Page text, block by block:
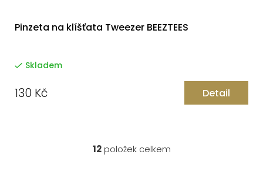
Pinzeta na klíšťata Tweezer BEEZTEES
Skladem
130 Kč Detail
O
12položek celkem